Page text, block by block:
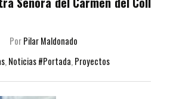
PorPilar Maldonado
, Noticias #Portada, Proyectos